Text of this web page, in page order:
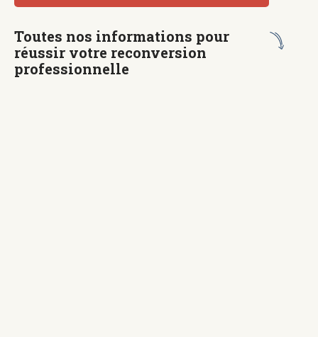
Toutes nos informations pour
réussir votre reconversion
professionnelle